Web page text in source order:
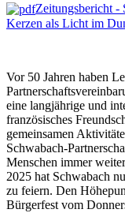
Zeitungsbericht -
Kerzen als Licht im
Vor 50 Jahren haben
eine langjährige und
französisches
gemeinsamen
Schwabach-
Menschen immer
2025 hat Schwabach
zu feiern. Den
Bürgerfest vom